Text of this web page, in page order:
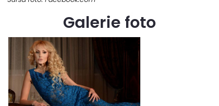
Galerie foto